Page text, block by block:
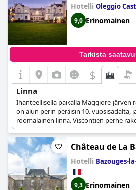
Hotelli Oleggio
9,0 Erinomainen
Tarkista
$
Linna
Ihanteellisella paikalla Maggiore-järven
on alun perin peräisin 10. vuosisadalta,
roomalainen linna. Viscontien perhe
1200-luvulla, ja se vaihtoi omistajaa
kuluessa. Omistajien välillä linna oli
joten sitä jouduttiin rakentamaan
jälkeen. Linna rakennettiin uudelleen
uusgoottilaiseen tyyliin ja
linnassa tähän päivään asti.
Château de La
Hotelli Bazouges-
9,3 Erinomainen